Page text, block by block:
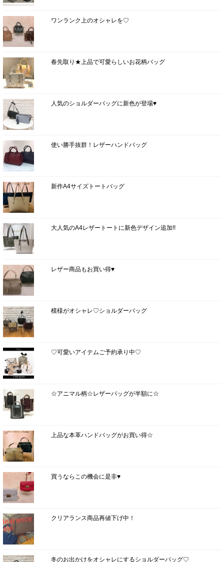
ワンランク上のオシャレを♡
春先取り★上品で可愛らしいお花柄バッグ
人気のショルダーバッグに新色が登場♥
使い勝手抜群！レザーハンドバッグ
新作A4サイズトートバッグ
大人気のA4レザートートに新色デザイン追加!!
レザー商品もお買い得♥
模様がオシャレ♡ショルダーバッグ
♡可愛いアイテムご予約承り中♡
☆アニマル柄☆レザーバッグが半額に☆
上品な本革ハンドバッグがお買い得☆
買うならこの機会に是非♥
クリアランス商品再値下げ中！
冬のお出かけをオシャレにするショルダーバッグ♡